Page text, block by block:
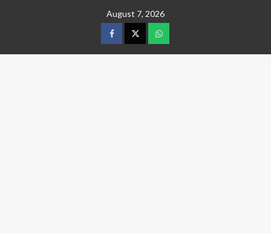
August 7, 2026
facebooktwitterwtsp